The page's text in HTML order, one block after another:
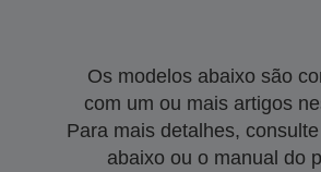
Os modelos abaixo são
com um ou mais artigos
Para mais detalhes,
abaixo ou o manual do